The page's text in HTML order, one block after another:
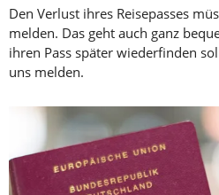
Den Verlust ihres Reisepasses
melden. Das geht auch ganz
ihren Pass später wiederfinden
uns melden.